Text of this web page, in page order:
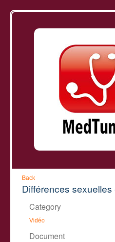
Back
Différences
Category
Vidéo
Document